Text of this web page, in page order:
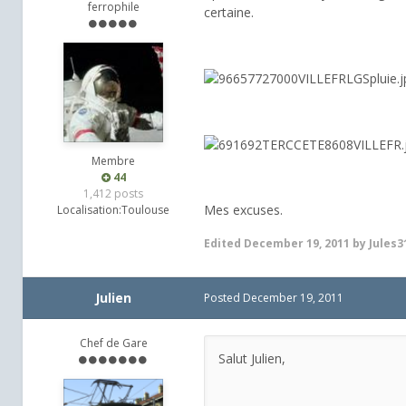
ferrophile
Membre
44
1,412 posts
Localisation:Toulouse
certaine.
Mes excuses.
Edited December 19, 2011 by
Julien
Chef de Gare
Posted December 19, 2011
Salut Julien,